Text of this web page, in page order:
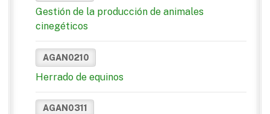
Gestión de la producción de animales
cinegéticos
AGAN0210
Herrado de equinos
AGAN0311